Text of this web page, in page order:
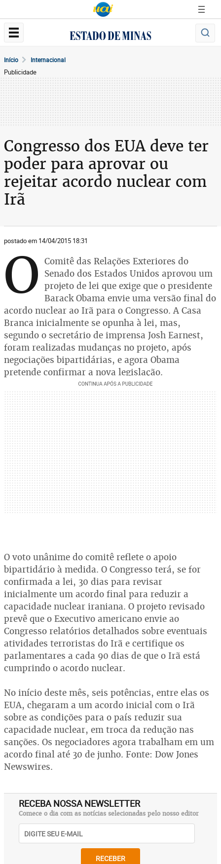
Início Internacional
Publicidade
Congresso dos EUA deve ter
poder para aprovar ou
rejeitar acordo nuclear com
Irã
postado em 14/04/2015 18:31
O Comitê das Relações Exteriores do
Senado dos Estados Unidos aprovou um
projeto de lei que exige que o presidente
Barack Obama envie uma versão final do
acordo nuclear ao Irã para o Congresso. A Casa
Branca inicialmente se opunha à lei, mas,
segundo o secretário de imprensa Josh Earnest,
foram realizadas mudanças no projeto, após
negociações bipartidárias, e agora Obama
pretende confirmar a nova legislação.
O voto unânime do comitê reflete o apoio
bipartidário à medida. O Congresso terá, se for
confirmada a lei, 30 dias para revisar
inicialmente um acordo final para reduzir a
capacidade nuclear iraniana. O projeto revisado
prevê que o Executivo americano envie ao
Congresso relatórios detalhados sobre eventuais
atividades terroristas do Irã e certifique os
parlamentares a cada 90 dias de que o Irã está
cumprindo o acordo nuclear.
No início deste mês, seis potências, entre elas os
EUA, chegaram a um acordo inicial com o Irã
sobre as condições para o país reduzir sua
capacidade nuclear, em troca da redução nas
sanções. Os negociadores agora trabalham em um
acordo final até 30 de junho. Fonte: Dow Jones
Newswires.
RECEBA NOSSA NEWSLETTER
Comece o dia com as notícias selecionadas pelo nosso editor
RECEBER